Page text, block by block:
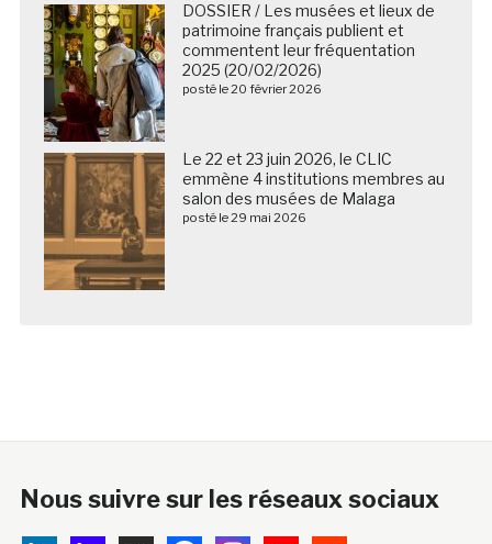
DOSSIER / Les musées et lieux de
patrimoine français publient et
commentent leur fréquentation
2025 (20/02/2026)
posté le 20 février 2026
Le 22 et 23 juin 2026, le CLIC
emmène 4 institutions membres au
salon des musées de Malaga
posté le 29 mai 2026
Nous suivre sur les réseaux sociaux